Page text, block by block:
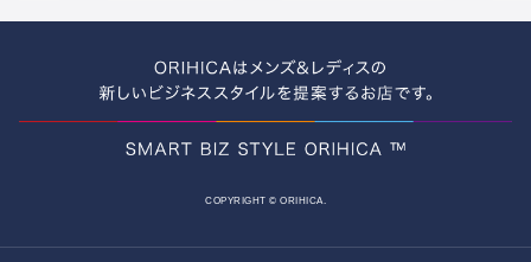
COPYRIGHT © ORIHICA.